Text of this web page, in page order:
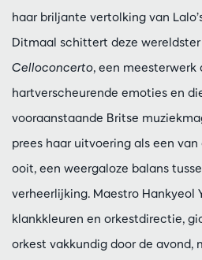
haar briljante vertolking van
Ditmaal schittert deze
Celloconcerto, een
hartverscheurende emoties en
vooraanstaande Britse
prees haar uitvoering als een
ooit, een weergaloze balans
verheerlijking. Maestro Hankyeol
klankkleuren en orkestdirectie,
orkest vakkundig door de avond,